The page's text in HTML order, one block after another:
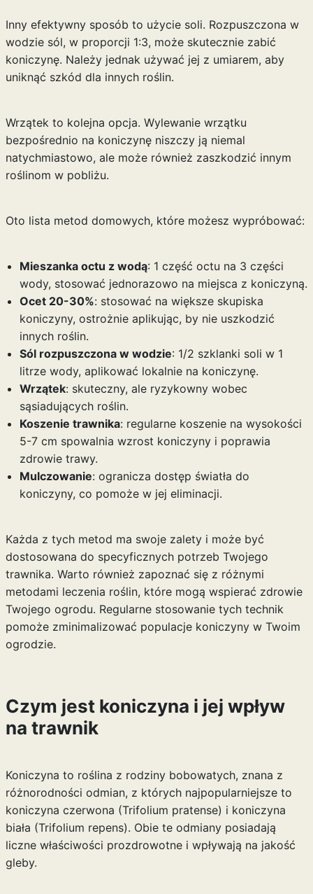
Inny efektywny sposób to użycie soli. Rozpuszczona w
wodzie sól, w proporcji 1:3, może skutecznie zabić
koniczynę. Należy jednak używać jej z umiarem, aby
uniknąć szkód dla innych roślin.
Wrzątek to kolejna opcja. Wylewanie wrzątku
bezpośrednio na koniczynę niszczy ją niemal
natychmiastowo, ale może również zaszkodzić innym
roślinom w pobliżu.
Oto lista metod domowych, które możesz wypróbować:
Mieszanka octu z wodą: 1 część octu na 3 części
wody, stosować jednorazowo na miejsca z koniczyną.
Ocet 20-30%: stosować na większe skupiska
koniczyny, ostrożnie aplikując, by nie uszkodzić
innych roślin.
Sól rozpuszczona w wodzie: 1/2 szklanki soli w 1
litrze wody, aplikować lokalnie na koniczynę.
Wrzątek: skuteczny, ale ryzykowny wobec
sąsiadujących roślin.
Koszenie trawnika: regularne koszenie na wysokości
5-7 cm spowalnia wzrost koniczyny i poprawia
zdrowie trawy.
Mulczowanie: ogranicza dostęp światła do
koniczyny, co pomoże w jej eliminacji.
Każda z tych metod ma swoje zalety i może być
dostosowana do specyficznych potrzeb Twojego
trawnika. Warto również zapoznać się z różnymi
metodami leczenia roślin, które mogą wspierać zdrowie
Twojego ogrodu. Regularne stosowanie tych technik
pomoże zminimalizować populacje koniczyny w Twoim
ogrodzie.
Czym jest koniczyna i jej wpływ
na trawnik
Koniczyna to roślina z rodziny bobowatych, znana z
różnorodności odmian, z których najpopularniejsze to
koniczyna czerwona (Trifolium pratense) i koniczyna
biała (Trifolium repens). Obie te odmiany posiadają
liczne właściwości prozdrowotne i wpływają na jakość
gleby.